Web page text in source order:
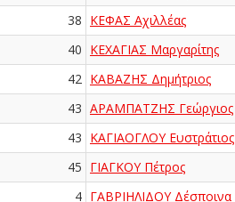
38 ΚΕΦΑΣ Αχιλλέας
40 ΚΕΧΑΓΙΑΣ Μαργαρίτης
42 ΚΑΒΑΖΗΣ Δημήτριος
43 ΑΡΑΜΠΑΤΖΗΣ Γεώργιος
43 ΚΑΓΙΑΟΓΛΟΥ Ευστράτιος
45 ΓΙΑΓΚΟΥ Πέτρος
4 ΓΑΒΡΙΗΛΙΔΟΥ Δέσποινα